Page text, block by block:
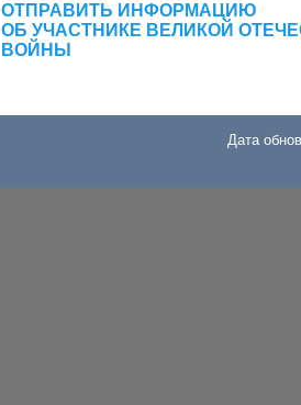
ОТПРАВИТЬ ИНФОРМАЦИЮ
ОБ УЧАСТНИКЕ ВЕЛИКОЙ
ВОЙНЫ
Дата